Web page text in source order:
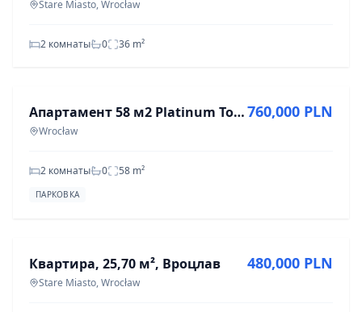
Stare Miasto, Wrocław
2 комнаты 0 36 m²
Апартамент 58 м2 Platinum Tower Вроцлав, Иновроцлавская
Wrocław
760,000 PLN
2 комнаты 0 58 m²
ПАРКОВКА
Квартира, 25,70 м², Вроцлав
Stare Miasto, Wrocław
480,000 PLN